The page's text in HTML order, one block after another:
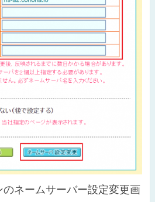
ネームサーバー設定変更画